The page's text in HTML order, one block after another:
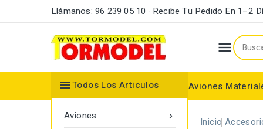
Llámanos: 96 239 05 10 · Recibe Tu Pedido En 1–2

Aviones
Todos Los Articulos

Aviones Inicio